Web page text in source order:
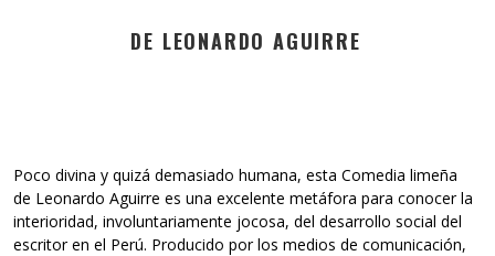
DE LEONARDO AGUIRRE
Poco divina y quizá demasiado humana, esta Comedia limeña
de Leonardo Aguirre es una excelente metáfora para conocer la
interioridad, involuntariamente jocosa, del desarrollo social del
escritor en el Perú. Producido por los medios de comunicación,